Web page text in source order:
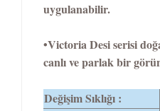
uygulanabilir.
•Victoria Desi serisi
canlı ve parlak bir
Değişim Sıklığı :